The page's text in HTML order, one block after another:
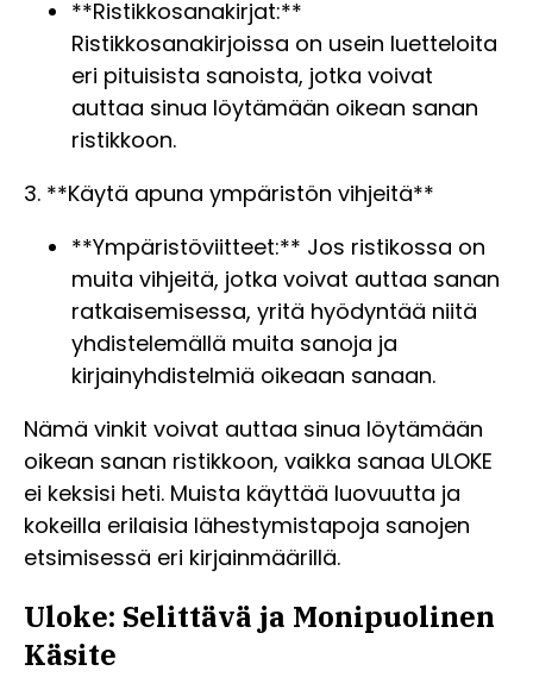
**Ristikkosanakirjat:**
Ristikkosanakirjoissa on usein luetteloita
eri pituisista sanoista, jotka voivat
auttaa sinua löytämään oikean sanan
ristikkoon.
3. **Käytä apuna ympäristön vihjeitä**
**Ympäristöviitteet:** Jos ristikossa on
muita vihjeitä, jotka voivat auttaa sanan
ratkaisemisessa, yritä hyödyntää niitä
yhdistelemällä muita sanoja ja
kirjainyhdistelmiä oikeaan sanaan.
Nämä vinkit voivat auttaa sinua löytämään
oikean sanan ristikkoon, vaikka sanaa ULOKE
ei keksisi heti. Muista käyttää luovuutta ja
kokeilla erilaisia lähestymistapoja sanojen
etsimisessä eri kirjainmäärillä.
Uloke: Selittävä ja Monipuolinen
Käsite